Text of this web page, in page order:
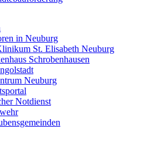
in Neuburg
St. Elisabeth Neuburg
Schrobenhausen
Neuburg
Notdienst